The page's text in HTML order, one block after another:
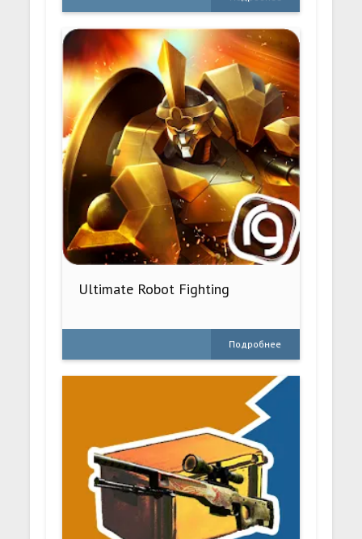
Ultimate Robot Fighting
Подробнее